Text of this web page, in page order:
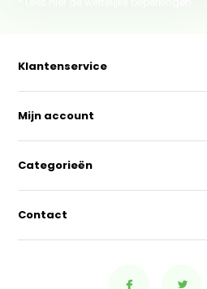
Klantenservice
Mijn account
Categorieën
Contact